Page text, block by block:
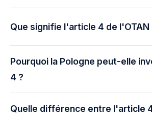
Que signifie l'article 4 de l'OTAN
Pourquoi la Pologne peut-elle
4 ?
Quelle différence entre l'article